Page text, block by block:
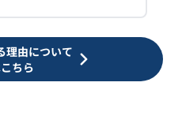
理由について
ちら